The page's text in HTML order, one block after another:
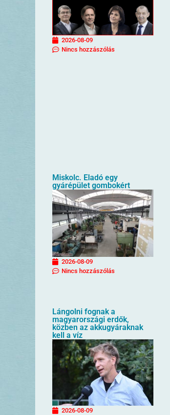
2026-08-09
Nincs hozzászólás
Miskolc. Eladó egy
gyárépület gombokért
2026-08-09
Nincs hozzászólás
Lángolni fognak a
magyarországi erdők,
közben az akkugyáraknak
kell a víz
2026-08-09